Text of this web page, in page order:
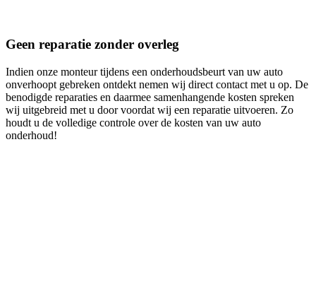
Geen reparatie zonder overleg
Indien onze monteur tijdens een onderhoudsbeurt van uw auto
onverhoopt gebreken ontdekt nemen wij direct contact met u op. De
benodigde reparaties en daarmee samenhangende kosten spreken
wij uitgebreid met u door voordat wij een reparatie uitvoeren. Zo
houdt u de volledige controle over de kosten van uw auto
onderhoud!